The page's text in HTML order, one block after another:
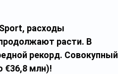
расходы
расти. В
рекорд. Совокупный
€36,8 млн)!